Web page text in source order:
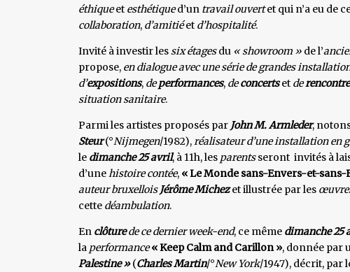
éthiqueet esthétiqued’un travail ouvertet qui n’a eu de
collaboration, d’amitiéet d’hospitalité.
Invité à investir lessix étagesdu « showroom » de l’
propose, en dialogue avec une série de grandes
d’expositions, deperformances, deconcerts et de
situation sanitaire.
Parmi les artistes proposés par John M. Armleder,
Steur (°Nijmegen/1982),réalisateur d’une installation en
le dimanche 25 avril, à 11h, les parentsseront invités à
d’unehistoire contée, « Le Monde sans-Envers-et-
auteur bruxelloisJérôme Michez et illustrée par les
cette déambulation.
En clôturede ce dernier week-end, ce même dimanche 25
la performance « Keep Calm and Carillon », donnée par
Palestine » (Charles Martin/°New York/1947), décrit, par